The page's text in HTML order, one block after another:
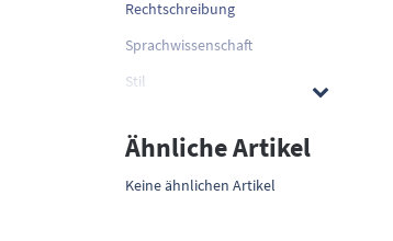
Rechtschreibung
Sprachwissenschaft
Stil
Ähnliche Artikel
Keine ähnlichen Artikel